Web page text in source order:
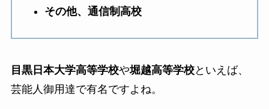
その他、通信制高校
目黒日本大学高等学校や堀越高等学校といえば、
芸能人御用達で有名ですよね。